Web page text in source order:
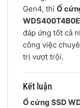
Gen4, thì Ổ
WDS400T4B0E
đáp ứng tốt cả
công việc
trị vượt trội.
Kết luận
Ổ cứng SSD